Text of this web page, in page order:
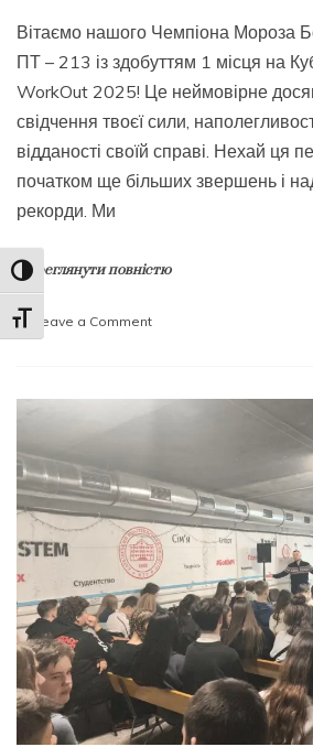
Toggle High Contrast
Toggle Font size
Вітаємо нашого Чемпіона Мороза
ПТ – 213 із здобуттям 1 місця на
WorkOut 2025! Це неймовірне
свідчення твоєї сили,
відданості своїй справі. Нехай ця
початком ще більших звершень і
рекорди. Ми
Переглянути повністю
Leave a Commenton